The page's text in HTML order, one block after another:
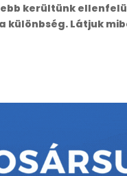
kerültünk
Látjuk